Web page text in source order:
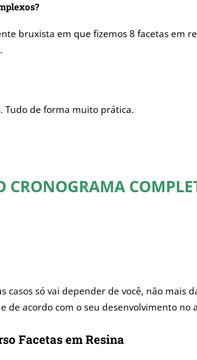
bruxista em que fizemos 8 facetas em
Tudo de forma muito prática.
CRONOGRAMA
casos só vai depender de você, não mais
de acordo com o seu desenvolvimento no
Facetas em Resina